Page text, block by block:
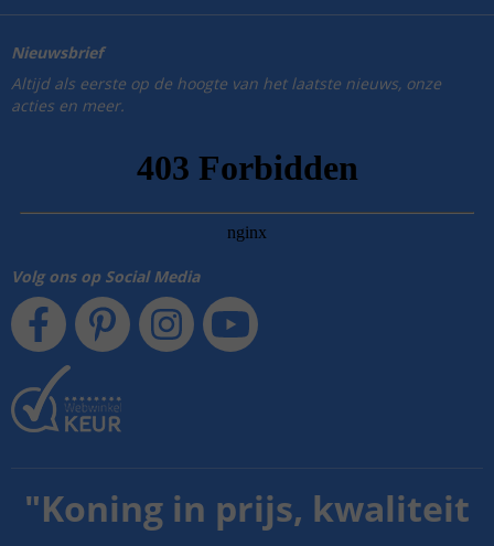
Nieuwsbrief
Altijd als eerste op de hoogte van het laatste nieuws, onze
acties en meer.
Volg ons op Social Media
"Koning in prijs, kwaliteit